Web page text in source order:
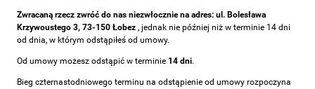
Zwracaną rzecz zwróć do nas niezwłocznie na adres: ul. Bolesława
Krzywoustego 3, 73-150 Łobez , jednak nie później niż w terminie 14 dni
od dnia, w którym odstąpiłeś od umowy.
Od umowy możesz odstąpić w terminie 14 dni.
Bieg czternastodniowego terminu na odstąpienie od umowy rozpoczyna